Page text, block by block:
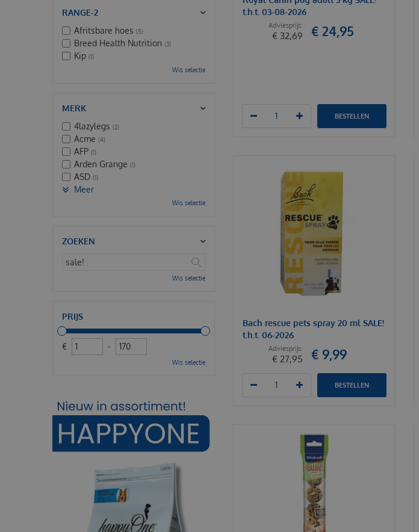
t.h.t. 03-08-2026
€ 32,69 € 24,95
BESTELLEN
Bach rescue pets spray 20 ml SALE!
t.h.t. 06-2026
€ 27,95 € 9,99
BESTELLEN
RANGE-2
Afritsbare hoes (5)
Breed Health Nutrition (3)
Kip (1)
Wis selectie
MERK
4lazylegs (2)
Acme (4)
AFP (1)
Arden Grange (1)
ASD (1)
Meer
Wis selectie
ZOEKEN
Wis selectie
PRIJS
€ -
Wis selectie